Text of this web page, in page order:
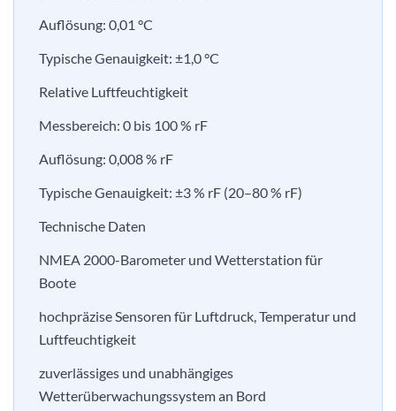
Auflösung: 0,01 °C
Typische Genauigkeit: ±1,0 °C
Relative Luftfeuchtigkeit
Messbereich: 0 bis 100 % rF
Auflösung: 0,008 % rF
Typische Genauigkeit: ±3 % rF (20–80 % rF)
Technische Daten
NMEA 2000-Barometer und Wetterstation für
Boote
hochpräzise Sensoren für Luftdruck, Temperatur und
Luftfeuchtigkeit
zuverlässiges und unabhängiges
Wetterüberwachungssystem an Bord